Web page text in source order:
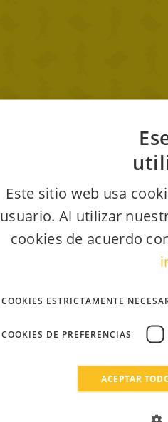
Este sitio web usa
usuario. Al utilizar
cookies de acuerdo
COOKIES ESTRICTAMENTE
COOKIES DE PREFERENCIAS
ACEPTAR